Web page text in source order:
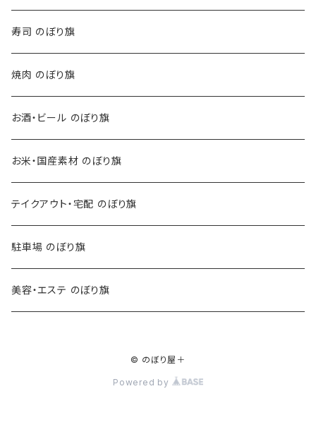
寿司 のぼり旗
焼肉 のぼり旗
お酒・ビール のぼり旗
お米・国産素材 のぼり旗
テイクアウト・宅配 のぼり旗
駐車場 のぼり旗
美容・エステ のぼり旗
© のぼり屋＋
Powered by